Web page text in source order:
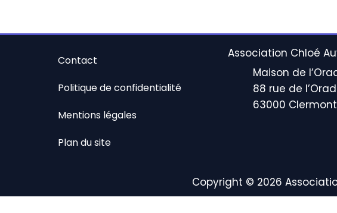
Contact
Politique de confidentialité
Mentions légales
Plan du site
Association Chloé
Maison de
88 rue de
63000
Copyright © 2026